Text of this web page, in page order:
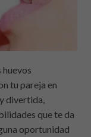
tu pareja en
divertida,
que te da
oportunidad